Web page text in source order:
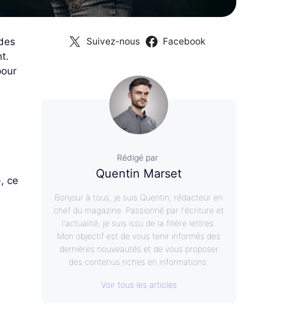
ce
Suivez-nous Facebook
Rédigé par
Quentin Marset
Bonjour à tous, je suis Quentin, rédacteur en
chef du magazine. Passionné par l'écriture et
l'actualité, je suis issu de la filière lettres.
Mon objectif est de vous tenir informés des
dernières nouveautés et de vous proposer
des contenus riches en informations.
Voir tous les articles